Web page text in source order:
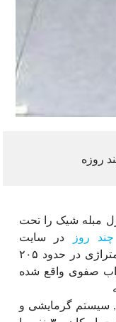
روزه
مبله شیک را تحت
روز
در سایت
مشهدسرا رزرو کنید. این منزل دارای متراژی در حدود ۲۰۵
صفوی واقع شده
سیستم گرمایشی و